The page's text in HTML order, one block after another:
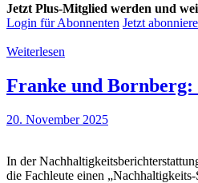
Jetzt Plus-Mitglied werden und
Login für Abonnenten Jetzt
Weiterlesen
Franke und
20. November 2025
In der
die Fachleute einen